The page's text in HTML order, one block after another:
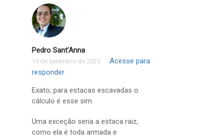
Pedro Sant'Anna
19 de setembro de 2025
Acesse para
responder
Exato, para estacas escavadas o
cálculo é esse sim.
Uma exceção seria a estaca raiz,
como ela é toda armada e